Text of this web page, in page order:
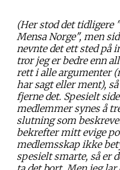
(Her stod det tidligere
Mensa Norge", men
nevnte det ett sted på
tror jeg er bedre enn
rett i alle argumenter
har sagt eller ment),
fjerne det. Spesielt
medlemmer synes å
slutning som
bekrefter mitt evige
medlemsskap ikke
spesielt smarte, så er